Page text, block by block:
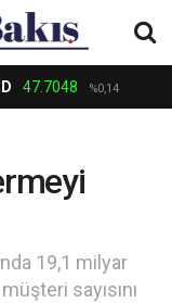
47.7048 %0,14
19,1 milyar
sayısını